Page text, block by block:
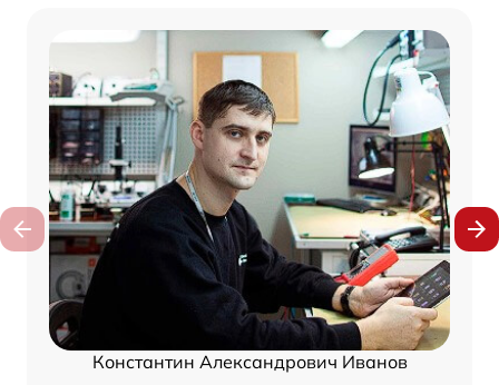
Константин Александрович Иванов